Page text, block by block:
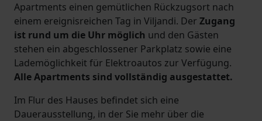
Apartments einen gemütlichen Rückzugsort nach
einem ereignisreichen Tag in Viljandi. Der Zugang
ist rund um die Uhr möglich und den Gästen
stehen ein abgeschlossener Parkplatz sowie eine
Lademöglichkeit für Elektroautos zur Verfügung.
Alle Apartments sind vollständig ausgestattet.
Im Flur des Hauses befindet sich eine
Dauerausstellung, in der Sie mehr über die